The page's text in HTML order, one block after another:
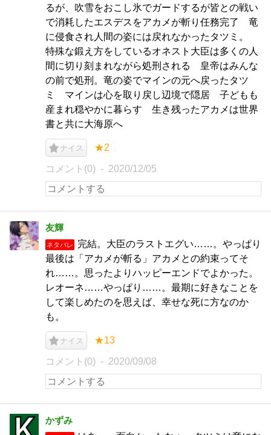
るが、吹雪をおこし氷でガードするが皆との戦い
で消耗したエスデスをアカメが斬り任務完了 竜
に侵食され人間の姿には戻れなかったタツミ。
特殊な鍛え方をしているオネスト大臣は多くの人
間に切り刻まれながら処刑される 皇帝はみんな
の前で処刑。竜の姿でマインの元へ戻ったタツ
ミ マインは心を取り戻し辺境で隠居 子どもも
産まれ穏やかに暮らす 生き残ったアカメは世界
書と共に大海原へ
ナイス ★2
コメント(0) 2020/12/05
友輝
ネタバレ
完結。大臣のラストエグい……。やっぱり
最後は「アカメが斬る」アカメとの約束ってそ
れ……。思ったよりハッピーエンドでよかった。
レオーネ……やっぱり……。最期に好きなことを
して楽しめたのを思えば、幸せな死に方なのか
も。
ナイス ★13
コメント(0) 2020/09/08
かずみ